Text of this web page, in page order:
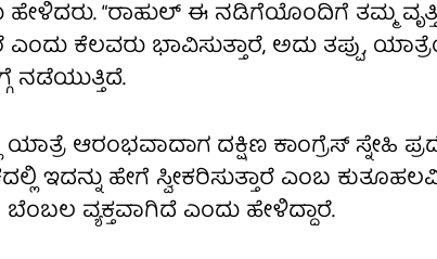
ಹೇಳಿದರು. “ರಾಹುಲ್ ಈ ನಡಿಗೆಯೊಂದಿಗೆ ತಮ್ಮ
ಎಂದು ಕೆಲವರು ಭಾವಿಸುತ್ತಾರೆ, ಅದು ತಪ್ಪು,
ನಡೆಯುತ್ತಿದೆ.
ಆರಂಭವಾದಾಗ ದಕ್ಷಿಣ ಕಾಂಗ್ರೆಸ್ ಸ್ನೇಹಿ
ಇದನ್ನು ಹೇಗೆ ಸ್ವೀಕರಿಸುತ್ತಾರೆ ಎಂಬ
ವ್ಯಕ್ತವಾಗಿದೆ ಎಂದು ಹೇಳಿದ್ದಾರೆ.